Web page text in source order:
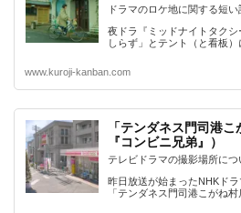
ドラマのロケ地に関する短い
夜ドラ『ミッドナイトタク
しらず」とテント（と看板
www.kuroji-kanban.com
「テンダネス門司港
『コンビニ兄弟』）
テレビドラマの撮影場所につ
昨日放送が始まったNHKド
「テンダネス門司港こがね